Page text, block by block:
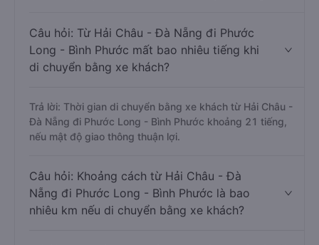
Câu hỏi: Từ Hải Châu - Đà Nẵng đi Phước
Long - Bình Phước mất bao nhiêu tiếng khi
di chuyển bằng xe khách?
Trả lời: Thời gian di chuyển bằng xe khách từ Hải Châu -
Đà Nẵng đi Phước Long - Bình Phước khoảng 21 tiếng,
nếu mật độ giao thông thuận lợi.
Câu hỏi: Khoảng cách từ Hải Châu - Đà
Nẵng đi Phước Long - Bình Phước là bao
nhiêu km nếu di chuyển bằng xe khách?